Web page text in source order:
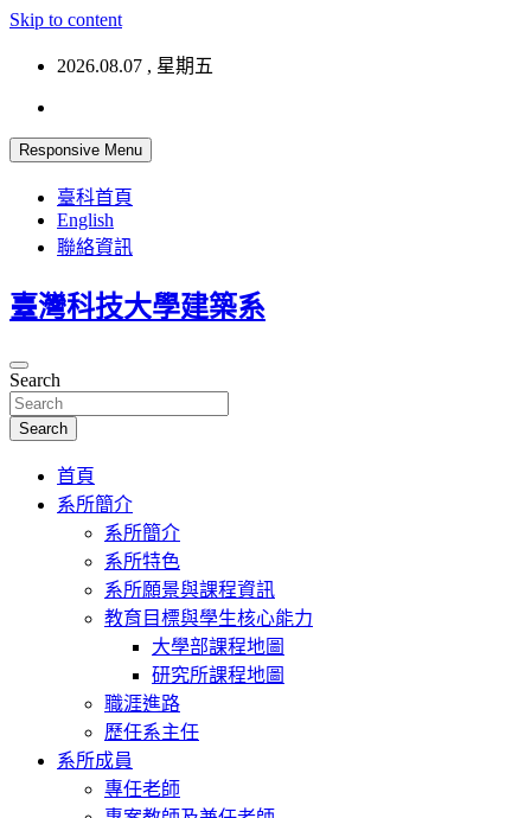
Skip to content
2026.08.07 , 星期五
Responsive Menu
臺科首頁
English
聯絡資訊
臺灣科技大學建築系
Search
Search
首頁
系所簡介
系所簡介
系所特色
系所願景與課程資訊
教育目標與學生核心能力
大學部課程地圖
研究所課程地圖
職涯進路
歷任系主任
系所成員
專任老師